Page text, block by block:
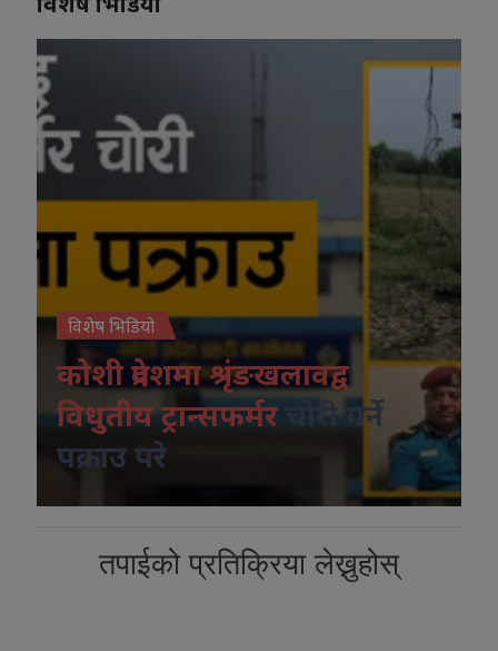
विशेष भिडियो
कोशी प्रदेशमा श्रृंङखलावद्व
विधुतीय ट्रान्सफर्मर
चोरी गर्ने
पक्राउ परे
तपाईको प्रतिक्रिया लेख्नुहोस्